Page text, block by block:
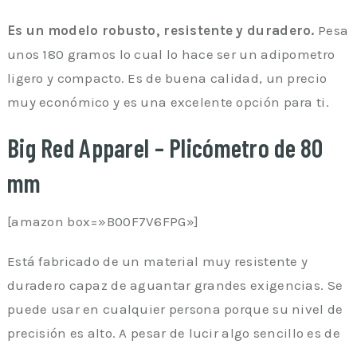
Es un modelo robusto, resistente y duradero. Pesa
unos 180 gramos lo cual lo hace ser un adipometro
ligero y compacto. Es de buena calidad, un precio
muy económico y es una excelente opción para ti.
Big Red Apparel – Plicómetro de 80
mm
[amazon box=»B00F7V6FPG»]
Está fabricado de un material muy resistente y
duradero capaz de aguantar grandes exigencias. Se
puede usar en cualquier persona porque su nivel de
precisión es alto. A pesar de lucir algo sencillo es de